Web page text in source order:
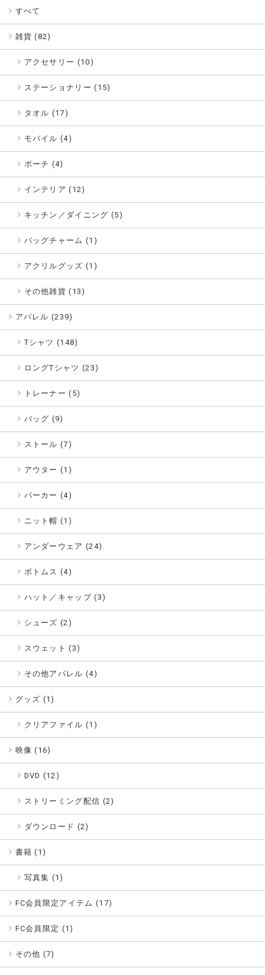
すべて
雑貨 (82)
アクセサリー (10)
ステーショナリー (15)
タオル (17)
モバイル (4)
ポーチ (4)
インテリア (12)
キッチン／ダイニング (5)
バッグチャーム (1)
アクリルグッズ (1)
その他雑貨 (13)
アパレル (239)
Tシャツ (148)
ロングTシャツ (23)
トレーナー (5)
バッグ (9)
ストール (7)
アウター (1)
パーカー (4)
ニット帽 (1)
アンダーウェア (24)
ボトムス (4)
ハット／キャップ (3)
シューズ (2)
スウェット (3)
その他アパレル (4)
グッズ (1)
クリアファイル (1)
映像 ( 16)
DVD (12)
ストリーミング配信 (2)
ダウンロード (2)
書籍 ( 1)
写真集 (1)
FC会員限定アイテム (17)
FC会員限定 (1)
その他 (7)